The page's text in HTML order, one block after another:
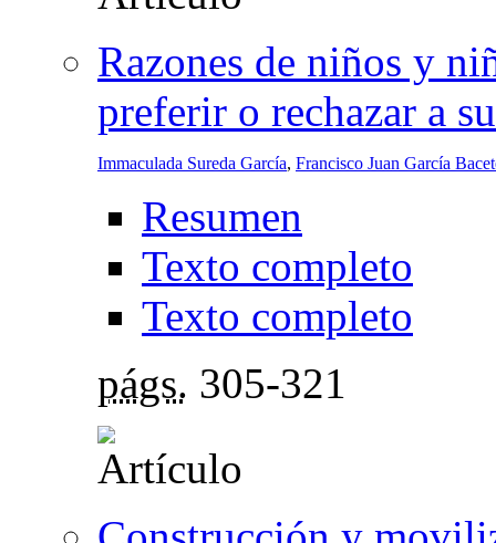
Razones de niños y
preferir o rechazar a
Immaculada Sureda García, Francisco Juan García
Resumen
Texto completo
Texto completo
págs. 305-321